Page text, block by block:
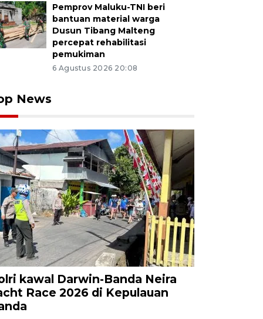
Pemprov Maluku-TNI beri
bantuan material warga
Dusun Tibang Malteng
percepat rehabilitasi
pemukiman
6 Agustus 2026 20:08
News
kawal Darwin-Banda Neira
Race 2026 di Kepulauan